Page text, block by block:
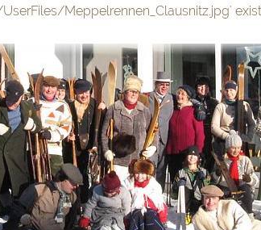
Meppelrennen_Clausnitz.jpg'
SIE
Dann